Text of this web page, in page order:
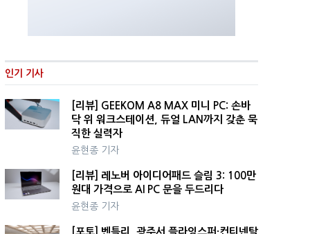
인기 기사
[리뷰] GEEKOM A8 MAX 미니 PC: 손바
닥 위 워크스테이션, 듀얼 LAN까지 갖춘 묵
직한 실력자
윤현종 기자
[리뷰] 레노버 아이디어패드 슬림 3: 100만
원대 가격으로 AI PC 문을 두드리다
윤현종 기자
[포토] 벤틀리, 광주서 플라잉스퍼·컨티넨탈